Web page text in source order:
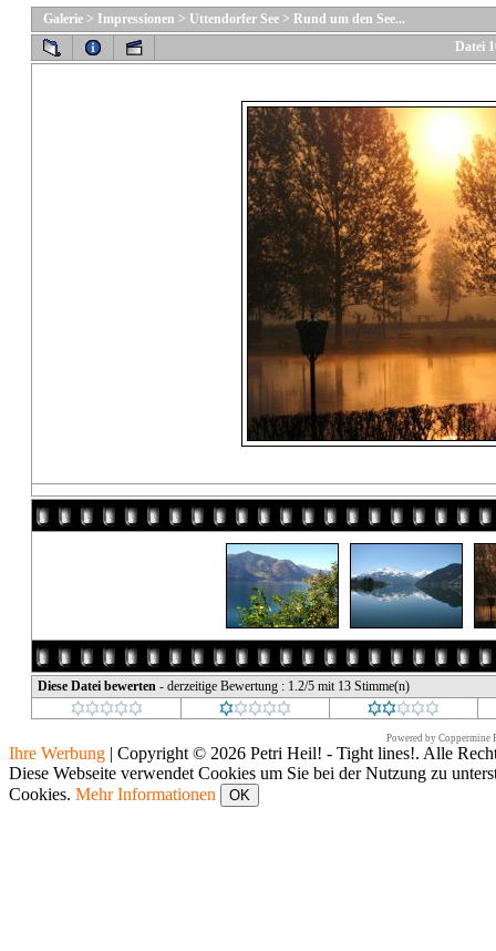
Galerie > Impressionen > Uttendorfer See > Rund um den See...
Datei
Diese Datei bewerten - derzeitige Bewertung : 1.2/5 mit 13 Stimme(n)
Powered by Coppermine
Ihre Werbung | Copyright © 2026 Petri Heil! - Tight lines!. Alle
Diese Webseite verwendet Cookies um Sie bei der Nutzung zu
Cookies. Mehr Informationen OK